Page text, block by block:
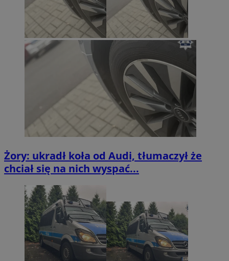
Żory: ukradł koła od Audi, tłumaczył że
chciał się na nich wyspać...